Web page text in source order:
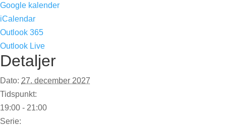
Google kalender
iCalendar
Outlook 365
Outlook Live
Detaljer
Dato: 27. december 2027
Tidspunkt:
19:00 - 21:00
Serie: